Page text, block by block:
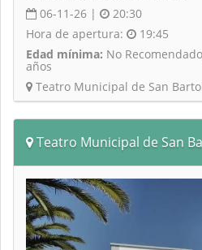
06-11-26 |
20:30
Hora de apertura:
19:45
Edad mínima: No
años
Teatro Municipal de San
Teatro Municipal de San